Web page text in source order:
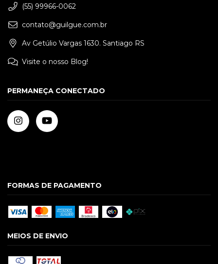
(55) 99966-0062
contato@guilgue.com.br
Av Getúlio Vargas 1630. Santiago RS
Visite o nosso Blog!
PERMANEÇA CONECTADO
FORMAS DE PAGAMENTO
MEIOS DE ENVIO